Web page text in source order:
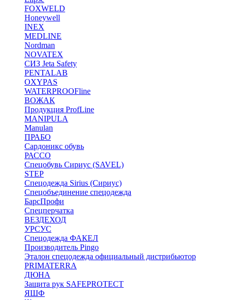
FOXWELD
Honeywell
INEX
MEDLINE
Nordman
NOVATEX
СИЗ Jeta Safety
PENTALAB
OXYPAS
WATERPROOFline
ВОЖАК
Продукция ProfLine
MANIPULA
Manulan
ПРАБО
Сардоникс обувь
РАССО
Спецобувь Сириус (SAVEL)
STEP
Спецодежда Sirius (Сириус)
Спецобъединение спецодежда
БарсПрофи
Спецперчатка
ВЕЗДЕХОД
УРСУС
Спецодежда ФАКЕЛ
Производитель Pingo
Эталон спецодежда официальный дистрибьютор
PRIMATERRA
ДЮНА
Защита рук SAFEPROTECT
ЯШФ